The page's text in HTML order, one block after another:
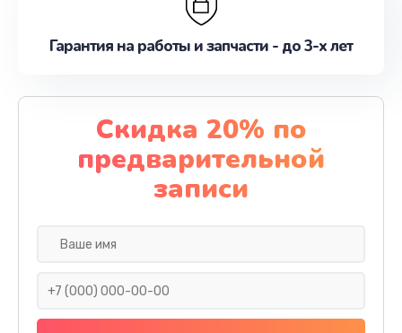
Гарантия на работы и запчасти - до 3-х лет
Скидка 20% по
предварительной
записи